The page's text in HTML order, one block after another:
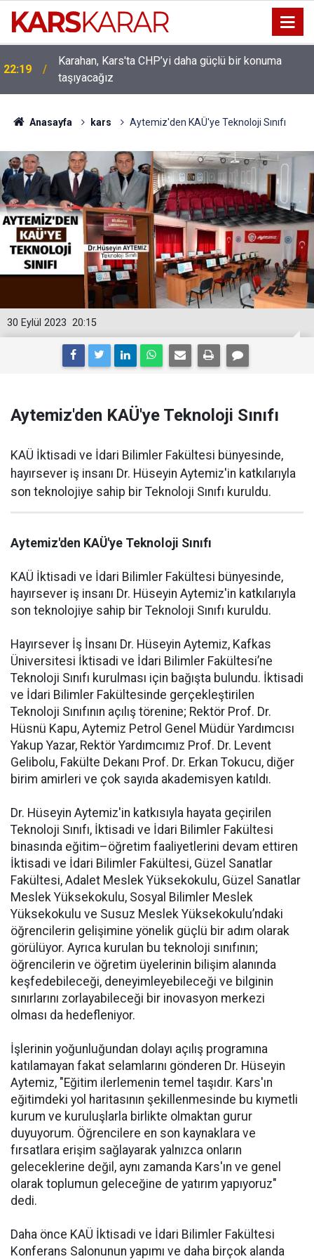
22:19
Karahan, Kars'ta CHP’yi daha güçlü bir konuma
16:15
Uludaşdemir, YENİ Parti’nin kurucu il başkanlığı
görevine getirildi
Anasayfa kars Aytemiz'den KAÜ'ye Teknoloji Sınıfı
20:15
30 Eylül 2023
Aytemiz'den KAÜ'ye Teknoloji Sınıfı
KAÜ İktisadi ve İdari Bilimler Fakültesi bünyesinde,
hayırsever iş insanı Dr. Hüseyin Aytemiz'in katkılarıyla
son teknolojiye sahip bir Teknoloji Sınıfı kuruldu.
Aytemiz'den KAÜ'ye Teknoloji Sınıfı
KAÜ İktisadi ve İdari Bilimler Fakültesi bünyesinde,
hayırsever iş insanı Dr. Hüseyin Aytemiz'in katkılarıyla
son teknolojiye sahip bir Teknoloji Sınıfı kuruldu.
Hayırsever İş İnsanı Dr. Hüseyin Aytemiz, Kafkas
Üniversitesi İktisadi ve İdari Bilimler Fakültesi’ne
Teknoloji Sınıfı kurulması için bağışta bulundu. İktisadi
ve İdari Bilimler Fakültesinde gerçekleştirilen
Teknoloji Sınıfının açılış törenine; Rektör Prof. Dr.
Hüsnü Kapu, Aytemiz Petrol Genel Müdür Yardımcısı
Yakup Yazar, Rektör Yardımcımız Prof. Dr. Levent
Gelibolu, Fakülte Dekanı Prof. Dr. Erkan Tokucu, diğer
birim amirleri ve çok sayıda akademisyen katıldı.
Dr. Hüseyin Aytemiz'in katkısıyla hayata geçirilen
Teknoloji Sınıfı, İktisadi ve İdari Bilimler Fakültesi
binasında eğitim–öğretim faaliyetlerini devam ettiren
İktisadi ve İdari Bilimler Fakültesi, Güzel Sanatlar
Fakültesi, Adalet Meslek Yüksekokulu, Güzel Sanatlar
Meslek Yüksekokulu, Sosyal Bilimler Meslek
Yüksekokulu ve Susuz Meslek Yüksekokulu’ndaki
öğrencilerin gelişimine yönelik güçlü bir adım olarak
görülüyor. Ayrıca kurulan bu teknoloji sınıfının;
öğrencilerin ve öğretim üyelerinin bilişim alanında
keşfedebileceği, deneyimleyebileceği ve bilginin
sınırlarını zorlayabileceği bir inovasyon merkezi
olması da hedefleniyor.
İşlerinin yoğunluğundan dolayı açılış programına
katılamayan fakat selamlarını gönderen Dr. Hüseyin
Aytemiz, "Eğitim ilerlemenin temel taşıdır. Kars'ın
eğitimdeki yol haritasının şekillenmesinde bu kıymetli
kurum ve kuruluşlarla birlikte olmaktan gurur
duyuyorum. Öğrencilere en son kaynaklara ve
fırsatlara erişim sağlayarak yalnızca onların
geleceklerine değil, aynı zamanda Kars'ın ve genel
olarak toplumun geleceğine de yatırım yapıyoruz"
dedi.
Daha önce KAÜ İktisadi ve İdari Bilimler Fakültesi
Konferans Salonunun yapımı ve daha birçok alanda